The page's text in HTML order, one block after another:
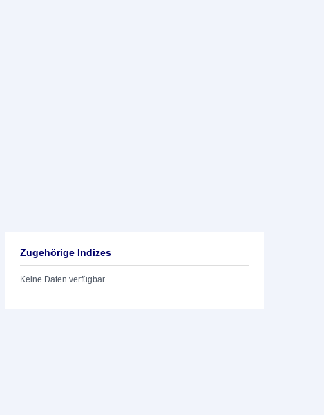
Zugehörige Indizes
Keine Daten verfügbar